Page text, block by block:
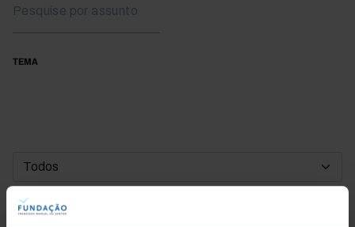
TEMA
DATA DE INÍCIO